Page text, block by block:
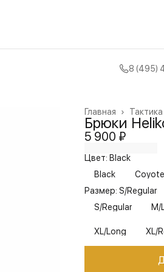
8 (495)
Тактика
Главная ›
Брюки
5 900 ₽
Цвет: Black
Black
Coyote
Размер: S/Regular
S/Regular
M/
XL/Long XL/